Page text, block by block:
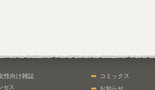
性向け雑誌
セス
コミックス
お知らせ